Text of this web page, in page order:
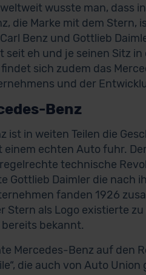
wusste man, dass
die Marke mit dem Stern,
Benz und Gottlieb
seit eh und je seinen Sitz
sich zudem das
und der
Benz
ist in weiten Teilen die
einem echten Auto fuhr.
technische
Gottlieb Daimler die nach
fanden 1926
Stern als Logo existierte
bekannt.
Mercedes-Benz auf den
die auch von Auto